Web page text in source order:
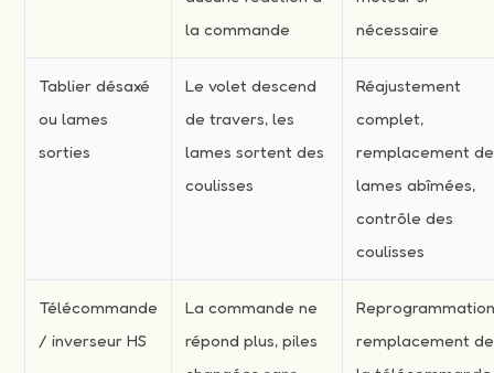
la commande
nécessaire
Tablier désaxé
ou lames
sorties
Le volet descend
de travers, les
lames sortent des
coulisses
Réajustement
complet,
remplacement de
lames abîmées,
contrôle des
coulisses
Télécommande
/ inverseur HS
La commande ne
répond plus, piles
remplacement de